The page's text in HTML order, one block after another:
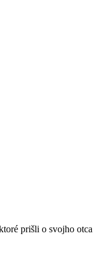
prišli o svojho otca